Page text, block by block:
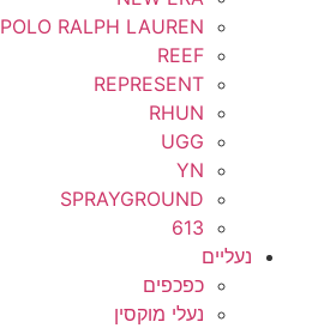
POLO RALPH LAUREN
REEF
REPRESENT
RHUN
UGG
YN
SPRAYGROUND
613
נעליים
כפכפים
נעלי מוקסין